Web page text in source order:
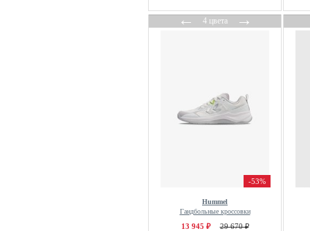
←4 цвета→
-53%
Hummel
Гандбольные кроссовки
13 945 ₽ 29 670 ₽